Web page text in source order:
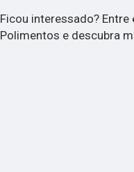
Ficou interessado?
Polimentos e descubra